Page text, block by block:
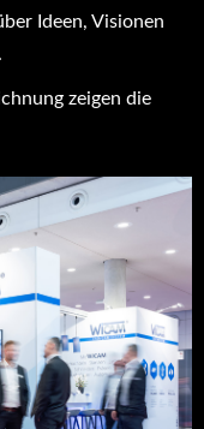
Ideen, Visionen
zeigen die